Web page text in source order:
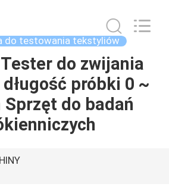
do testowania tekstyliów
Tester do zwijania
próbki 0 ~
Sprzęt do badań